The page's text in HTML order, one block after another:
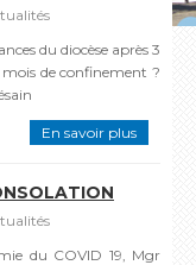
du diocèse après 3
de confinement ?
En savoir plus
du COVID 19, Mgr